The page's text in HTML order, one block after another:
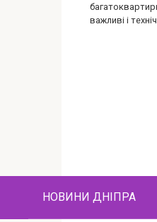
важливі і
НОВИНИ ДНІПРА